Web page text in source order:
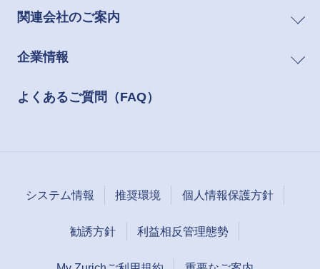
関連会社のご案内
企業情報
よくあるご質問（FAQ）
システム情報 推奨環境 個人情報保護方針
勧誘方針 利益相反管理態勢